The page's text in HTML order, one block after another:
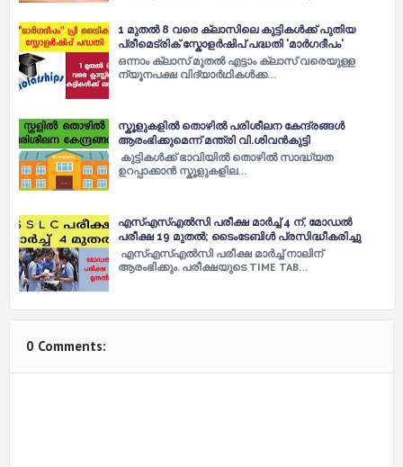
1 മുതല്‍ 8 വരെ ക്ലാസിലെ കുട്ടികള്‍ക്ക് പുതിയ
പ്രീമെട്രിക് സ്കോളര്‍ഷിപ് പദ്ധതി 'മാര്‍ഗദീപം'
ഒന്നാം ക്ലാസ് മുതല്‍ എട്ടാം ക്ലാസ് വരെയുള്ള
ന്യൂനപക്ഷ വിദ്യാർഥികള്‍ക്ക…
സ്കൂളുകളില്‍ തൊഴില്‍ പരിശീലന കേന്ദ്രങ്ങള്‍
ആരംഭിക്കുമെന്ന് മന്ത്രി വി.ശിവൻകുട്ടി
കുട്ടികള്‍ക്ക് ഭാവിയില്‍ തൊഴില്‍ സാദ്ധ്യത
ഉറപ്പാക്കാൻ സ്കൂളുകളില…
എസ്എസ്എൽസി പരീക്ഷ മാർച്ച് 4 ന്, മോഡൽ
പരീക്ഷ 19 മുതൽ; ടൈംടേബിൾ പ്രസിദ്ധീകരിച്ചു
എസ്എസ്എൽസി പരീക്ഷ മാർച്ച് നാലിന്
ആരംഭിക്കും. പരീക്ഷയുടെ TIME TAB…
0 Comments: